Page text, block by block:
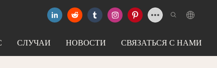
СЛУЧАИ НОВОСТИ СВЯЗАТЬСЯ С НАМИ